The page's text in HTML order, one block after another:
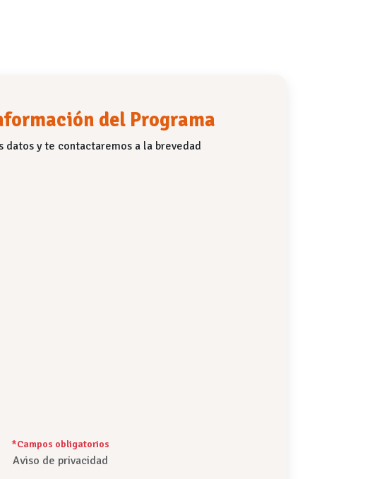
del Programa
datos y te contactaremos a la brevedad
*Campos obligatorios
Aviso de privacidad